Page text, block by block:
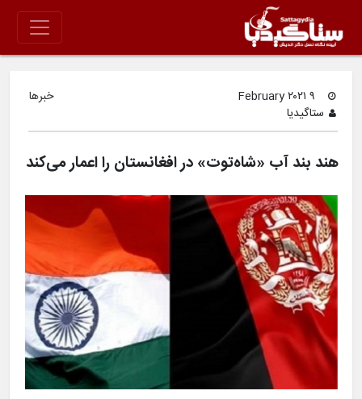
ستاگیدیا
خبرها
هند بند آب «شاه‌توت» در افغانستان را اعمار می‌کند